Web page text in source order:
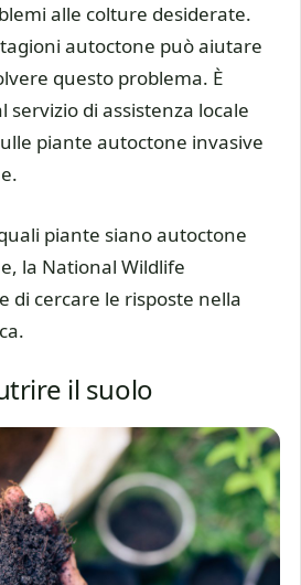
alle colture desiderate.
autoctone può aiutare
questo problema. È
servizio di assistenza locale
piante autoctone invasive
piante siano autoctone
la National Wildlife
di cercare le risposte nella
il suolo